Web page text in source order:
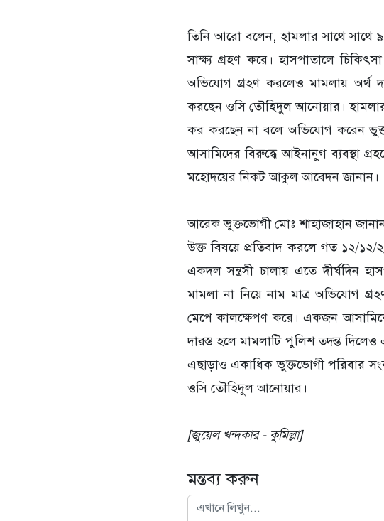
‎তিনি আরো বলেন, হামলার সাথে সাথে
সাক্ষ্য গ্রহণ করে। হাসপাতালে
অভিযোগ গ্রহণ করলেও মামলায় অর্থ
করছেন ওসি তৌহিদুল আনোয়ার।
কর করছেন না বলে অভিযোগ করেন
আসামিদের বিরুদ্ধে আইনানুগ ব্যবস্থা
মহোদয়ের নিকট আকুল আবেদন জানান।
‎আরেক ভুক্তভোগী মোঃ শাহাজাহান
উক্ত বিষয়ে প্রতিবাদ করলে গত ১২/
একদল সন্ত্রসী চালায় এতে দীর্ঘদিন
মামলা না নিয়ে নাম মাত্র অভিযোগ
মেপে কালক্ষেপণ করে। একজন
দারস্ত হলে মামলাটি পুলিশ তদন্ত
এছাড়াও একাধিক ভুক্তভোগী পরিবার
ওসি তৌহিদুল আনোয়ার।
[জুয়েল খন্দকার - কুমিল্লা]
মন্তব্য করুন